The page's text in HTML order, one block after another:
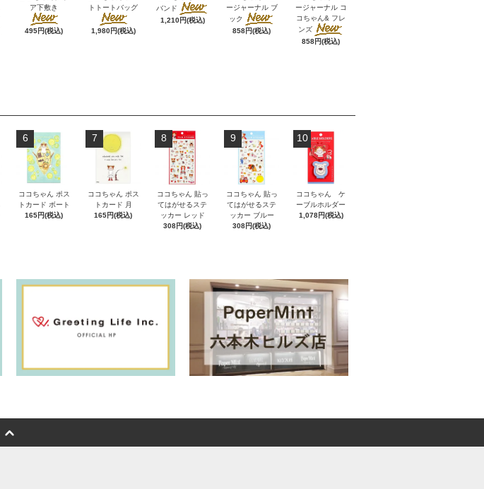
ア下敷き
495円(税込)
トトートバッグ
1,980円(税込)
バンド
1,210円(税込)
ージャーナル ブ
ック
858円(税込)
ージャーナル コ
コちゃん& フレ
ンズ
858円(税込)
6
ココちゃん ポス
トカード ボート
165円(税込)
7
ココちゃん ポス
トカード 月
165円(税込)
8
ココちゃん 貼っ
てはがせるステ
ッカー レッド
308円(税込)
9
ココちゃん 貼っ
てはがせるステ
ッカー ブルー
308円(税込)
10
ココちゃん ケ
ーブルホルダー
1,078円(税込)